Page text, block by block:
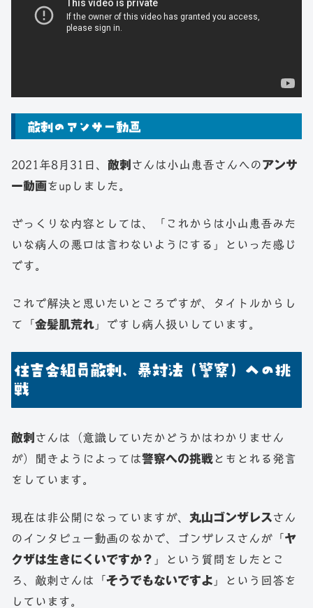
敵刺のアンサー動画
2021年8月31日、 敵刺 さんは小山恵吾さんへのアンサ
ー動画をupしました。
ざっくりな内容としては、「これからは小山恵吾みた
いな病人の悪口は言わないようにする」といった感じ
です。
これで解決と思いたいところですが、タイトルからし
て「 金髪肌荒れ 」ですし病人扱いしています。
住吉会組員敵刺、暴対法（警察）への挑
戦
敵刺 さんは（意識していたかどうかはわかりません
が）聞きようによっては警察への挑戦ともとれる発言
をしています。
現在は非公開になっていますが、 丸山ゴンザレスさん
のインタビュー動画のなかで、ゴンザレスさんが「 ヤ
クザは生きにくいですか？ 」という質問をしたとこ
ろ、敵刺さんは「 そうでもないですよ 」という回答を
しています。